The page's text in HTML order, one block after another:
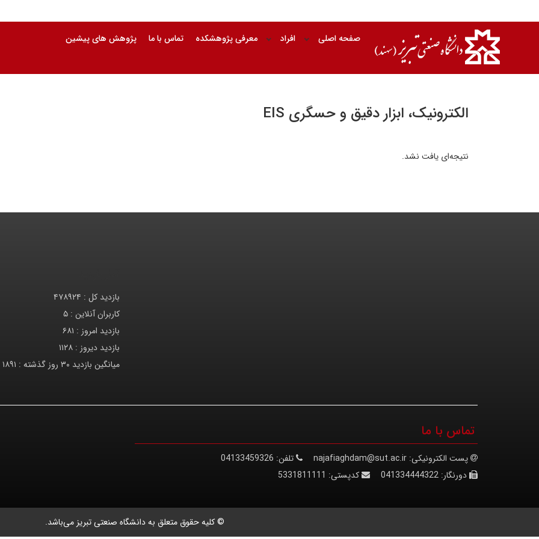
صفحه اصلی افراد معرفی پژوهشکده تماس با ما پژوهش های پیشین
الکترونیک، ابزار دقیق و حسگری EIS
نتیجه‌ای یافت نشد.
بازدید کل : ۴۷۸۹۲۴
کاربران آنلاین : ۵
بازدید امروز : ۶۸۱
بازدید دیروز : ۱۱۲۸
میانگین بازدید ۳۰ روز گذشته :
۱۸۹۱
تماس با ما
پست الکترونیکی: najafiaghdam@sut.ac.ir تلفن: 04133459326
دورنگار: 041334444322 کدپستی: 5331811111
© کلیه حقوق متعلق به دانشگاه صنعتی تبریز می‌باشد.